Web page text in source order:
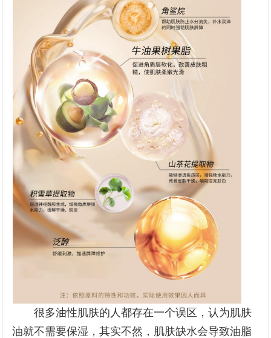
很多油性肌肤的人都存在一个误区，认为肌肤
油就不需要保湿，其实不然，肌肤缺水会导致油脂